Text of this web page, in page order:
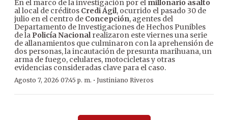
En el marco de la investigación por el millonario asalto
al local de créditos Credi Ágil, ocurrido el pasado 30 de
julio en el centro de Concepción, agentes del
Departamento de Investigaciones de Hechos Punibles
de la Policía Nacionalrealizaron este viernes una serie
de allanamientos que culminaron con la aprehensión de
dos personas, la incautación de presunta marihuana, un
arma de fuego, celulares, motocicletas y otras
evidencias consideradas clave para el caso.
Agosto 7, 2026 07:45 p. m. · Justiniano Riveros